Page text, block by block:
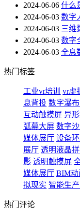
2024-06-06 什么
2024-06-03 数字
2024-06-03 三
2024-06-03 数字
2024-06-03 全息
热门标签
工业vr培训 vr虚
息背投 数字瀑
互动触摸屏 异
弧幕大屏 数字
媒体展厅 设备
展厅 透明液晶
影 透明触摸屏
媒体展厅 BIM动
拟现实 智能生
热门评论